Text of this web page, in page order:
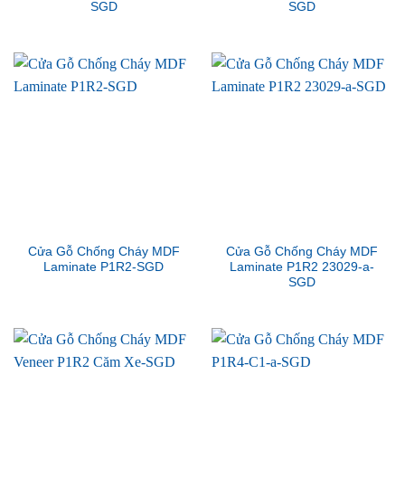
SGD SGD
Cửa Gỗ Chống Cháy MDF
Laminate P1R2-SGD
Cửa Gỗ Chống Cháy MDF
Laminate P1R2 23029-a-
SGD